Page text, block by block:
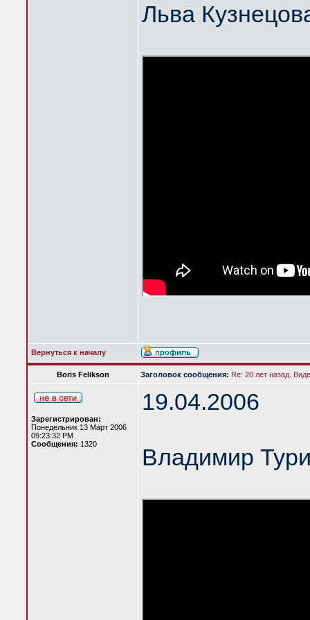
Льва
Вернуться к началу
Boris Felikson Заголовок сообщения: Re: 20 лет назад.
Зарегистрирован:
Понедельник 13 Март 2006
09:23:32 PM
Сообщения: 1320
19.04.2006
Владимир